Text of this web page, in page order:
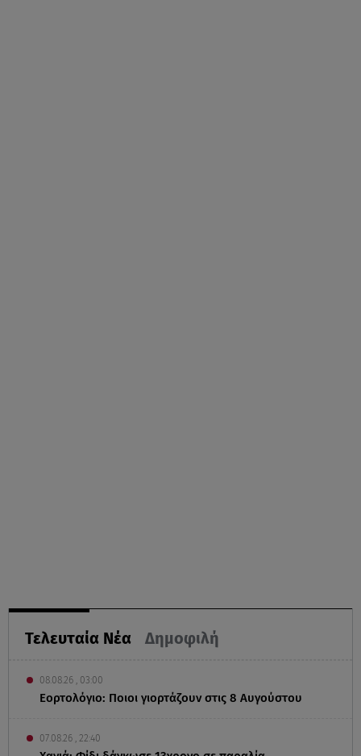
Τελευταία Νέα Δημοφιλή
08.08.26 , 03:00
Εορτολόγιο: Ποιοι γιορτάζουν στις 8 Αυγούστου
07.08.26 , 22:40